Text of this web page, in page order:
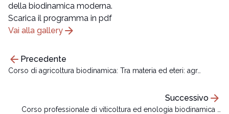
della biodinamica moderna.
Scarica il programma in pdf
Vai alla gallery arrow_forward
arrow_back Precedente
Corso di agricoltura biodinamica: Tra materia ed eteri: agr…
Successivoarrow_forward
Corso professionale di viticoltura ed enologia biodinamica …